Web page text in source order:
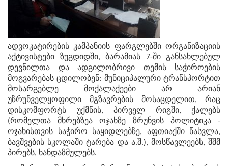
ადვოკატირების კამპანიის ფარგლებში ორგანიზაციის
აქტივისტები ზუგდიდში, ბარამიას 7-ში განსახლებულ
დევნილთა და ადგილობრივი თემის საჭიროების
მოგვარებას ცდილობენ: მუნიციპალური ტრანსპორტით
მოსარგებლე მოქალაქეები არ არიან
უზრუნველყოფილი მგზავრების მოსაცდელით, რაც
დისკომფორტს უქმნის, პირველ რიგში, ქალებს
(რომელთა მხრებზეა ოჯახზე ზრუნვის პოლიტიკა -
ოჯახისთვის საჭირო საყიდლებზე, აფთიაქში წასვლა,
ბავშვების სკოლაში ტარება და ა.შ.), მოსწავლეებს, შშმ
პირებს, ხანდაზმულებს.